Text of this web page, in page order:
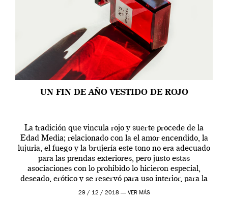
UN FIN DE AÑO VESTIDO DE ROJO
La tradición que vincula rojo y suerte procede de la
Edad Media; relacionado con la el amor encendido, la
lujuria, el fuego y la brujería este tono no era adecuado
para las prendas exteriores, pero justo estas
asociaciones con lo prohibido lo hicieron especial,
deseado, erótico y se reservó para uso interior, para la
ropa […]
29 / 12 / 2018 — VER MÁS